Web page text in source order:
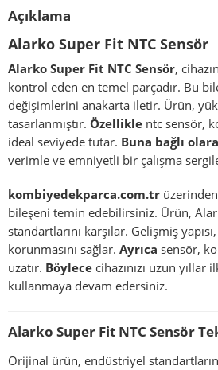
Açıklama
Alarko Super Fit NTC Sensör
Alarko Super Fit NTC Sensör,
kontrol eden en temel parçadır. Bu
değişimlerini anakarta iletir. Ürün,
tasarlanmıştır. Özellikle ntc sensör,
ideal seviyede tutar. Buna bağlı
verimle ve emniyetli bir çalışma
kombiyedekparca.com.tr
bileşeni temin edebilirsiniz. Ürün,
standartlarını karşılar. Gelişmiş
korunmasını sağlar. Ayrıca sensör,
uzatır. Böylece cihazınızı uzun
kullanmaya devam edersiniz.
Alarko Super Fit NTC Sensör
Orijinal ürün, endüstriyel